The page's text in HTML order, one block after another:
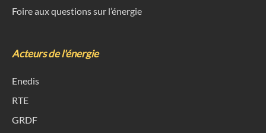
Foire aux questions sur l’énergie
Acteurs de l'énergie
Enedis
RTE
GRDF